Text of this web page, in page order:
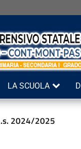
LA SCUOLA
2024/2025